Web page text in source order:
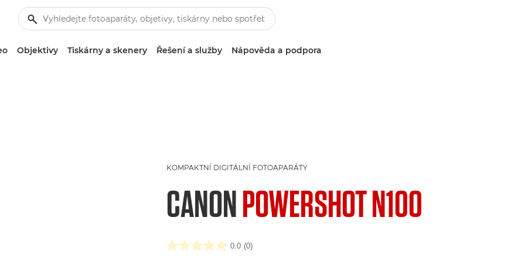
Objektivy Tiskárny a skenery Řešení a služby Nápověda a podpora
KOMPAKTNÍ DIGITÁLNÍ FOTOAPARÁTY
CANONPOWERSHOT N100
0.0 (0)